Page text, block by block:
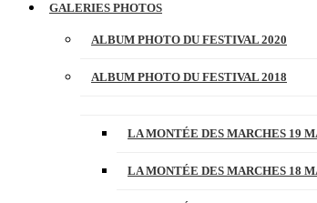
GALERIES PHOTOS
ALBUM PHOTO DU FESTIVAL 2020
ALBUM PHOTO DU FESTIVAL 2018
LA MONTÉE DES MARCHES 19
LA MONTÉE DES MARCHES 18